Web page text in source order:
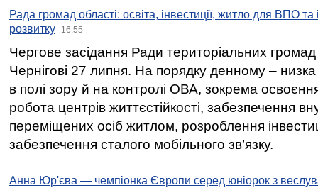
Рада громад області: освіта, інвестиції, житло для ВПО
розвитку
16:55
Чергове засідання Ради територіальних громад
Чернігові 27 липня. На порядку денному –
в полі зору й на контролі ОВА, зокрема освоєння
робота центрів життєстійкості, забезпечення
переміщених осіб житлом, розроблення
забезпечення сталого мобільного зв’язку.
Анна Юр'єва — чемпіонка Європи серед юніорок з